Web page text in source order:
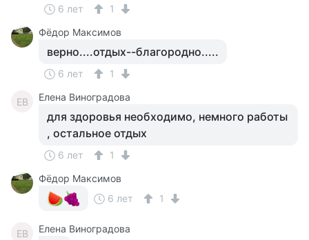
6 лет
1
Фёдор Максимов
верно....отдых--благородно.....
6 лет 1
ЕВ Елена Виноградова
для здоровья необходимо, немного работы
, остальное отдых
6 лет
1
Фёдор Максимов
6 лет
1
ЕВ
Елена Виноградова